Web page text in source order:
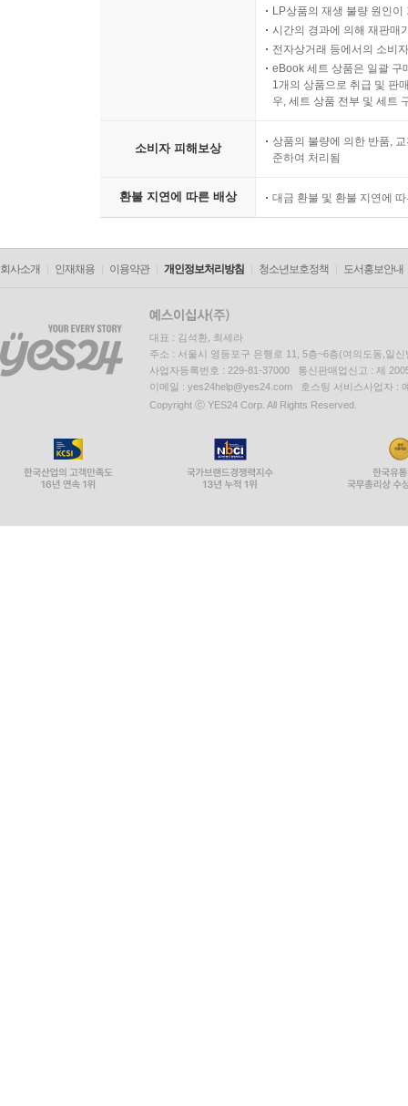
LP상품의 재생 불량 원인
시간의 경과에 의해 재판매
전자상거래 등에서의 소비
eBook 세트 상품은 일괄 구
1개의 상품으로 취급 및 판
우, 세트 상품 전부 및 세트
소비자 피해보상
상품의 불량에 의한 반품,
준하여 처리됨
환불 지연에 따른 배상 대금 환불 및 환불 지연에
회사소개 인재채용 이용약관 개인정보처리방침 청소년보호정책 도서홍보안내
대표 : 김석환, 최세라
주소 : 서울시 영등포구 은행로 11, 5층~6층(여의도동,일신
사업자등록번호 : 229-81-37000 통신판매업신고 : 제
이메일 : yes24help@yes24.com 호스팅 서비스사업자 :
Copyright ⓒ YES24 Corp. All Rights Reserved.